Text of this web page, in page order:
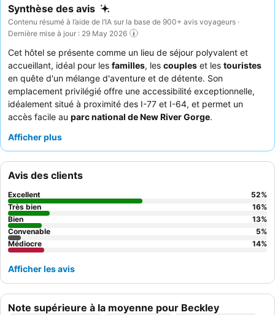
Synthèse des avis
Contenu résumé à l’aide de l’IA sur la base de 900+ avis voyageurs ·
Dernière mise à jour : 29 May 2026
Cet hôtel se présente comme un lieu de séjour polyvalent et
accueillant, idéal pour les familles, les couples et les touristes
en quête d'un mélange d'aventure et de détente. Son
emplacement privilégié offre une accessibilité exceptionnelle,
idéalement situé à proximité des I-77 et I-64, et permet un
accès facile au parc national de New River Gorge.
d'un centre de remise en forme bien équipé, pour les clients en
personnel et le service exceptionnels
et leur efficacité, complétés par un délicieux et copieux petit-
déjeuner buffet. Pour un séjour vraiment confortable, pensez à
demander une chambre avec l'un des lits et oreillers
confortables très appréciés.
Afficher plus
Note supérieure à la moyenne pour Beckley
Avis des clients
Excellent 52%
Très bien
16%
Bien
13%
Convenable
5%
Médiocre
14%
Afficher les avis